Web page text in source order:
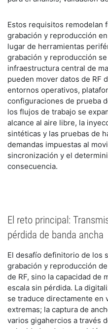
Estos requisitos remodelan
grabación y reproducción
lugar de herramientas
grabación y reproducción
infraestructura central de
pueden mover datos de RF
entornos operativos,
configuraciones de prueba
los flujos de trabajo se
alcance al aire libre, la
sintéticas y las pruebas de
demandas impuestas al
sincronización y el
consecuencia.
El reto principal:
pérdida de banda ancha
El desafío definitorio de los
grabación y reproducción
de RF, sino la capacidad de
escala sin pérdida. La
se traduce directamente en
extremas; la captura de
varios gigahercios a través